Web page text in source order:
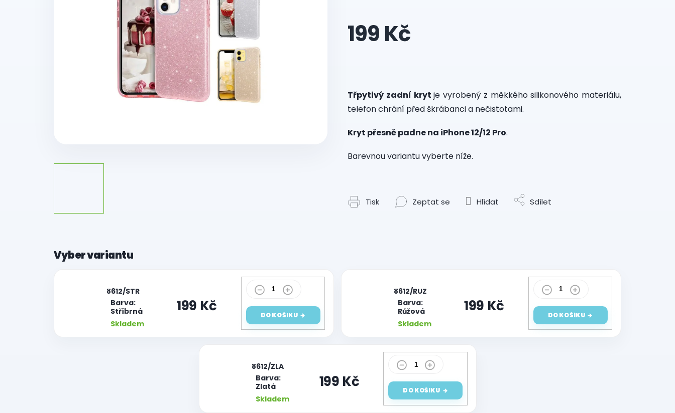
199 Kč
Třpytivý zadní krytje vyrobený z měkkého silikonového materiálu,
telefon chrání před škrábanci a nečistotami.
Kryt přesně padne na iPhone 12/12 Pro.
Barevnou variantu vyberte níže.
Tisk Zeptat se Hlídat Sdílet
Barva:
Stříbrná
Skladem
8612/STR
199 Kč
DO KOŠÍKU
Barva:
Růžová
Skladem
8612/RUZ
199 Kč
DO KOŠÍKU
Barva:
Zlatá
Skladem
8612/ZLA
199 Kč
DO KOŠÍKU